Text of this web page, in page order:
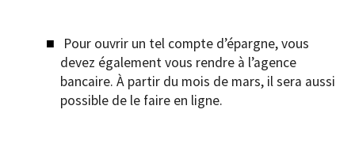
Pour ouvrir un tel compte d’épargne, vous
devez également vous rendre à l’agence
bancaire. À partir du mois de mars, il sera aussi
possible de le faire en ligne.